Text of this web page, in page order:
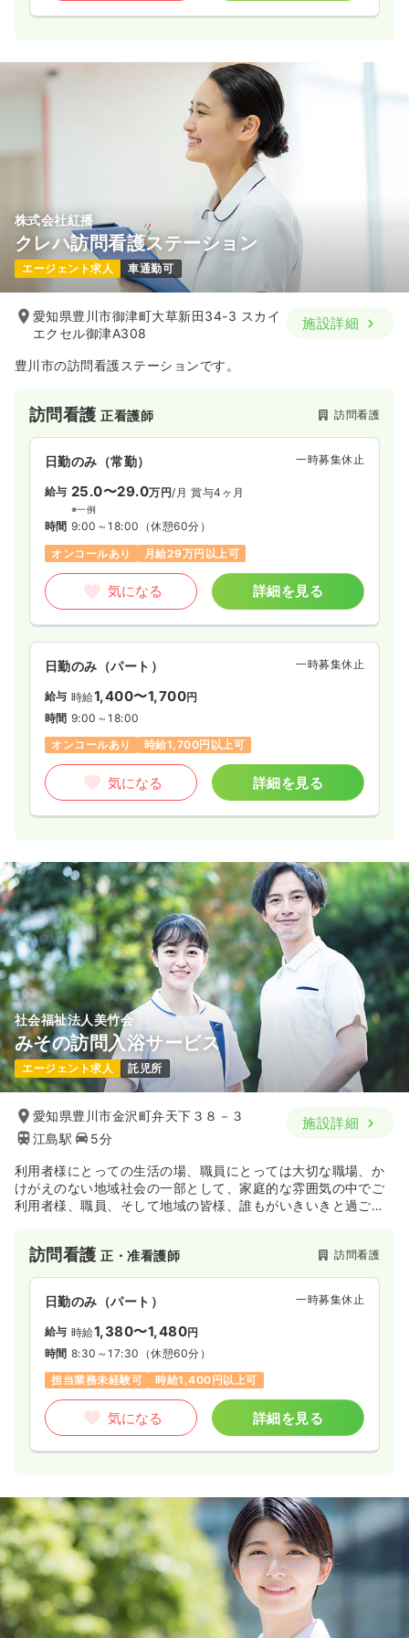
株式会社紅播
クレハ訪問看護ステーション
エージェント求人 車通勤可
愛知県豊川市御津町大草新田34-3 スカイ
エクセル御津A308
施設詳細
豊川市の訪問看護ステーションです。
訪問看護正看護師 訪問看護
日勤のみ（常勤） 一時募集休止
給与 25.0〜29.0万円/月 賞与4ヶ月
※一例
時間 9:00～18:00 （休憩60分）
オンコールあり
月給29万円以上可
気になる 詳細を見る
日勤のみ（パート） 一時募集休止
給与 時給1,400〜1,700円
時間 9:00～18:00
オンコールあり
時給1,700円以上可
気になる 詳細を見る
社会福祉法人美竹会
みその訪問入浴サービス
エージェント求人 託児所
愛知県豊川市金沢町弁天下３８－３
江島駅
5分
施設詳細
利用者様にとっての生活の場、職員にとっては大切な職場、か
けがえのない地域社会の一部として、家庭的な雰囲気の中でご
利用者様、職員、そして地域の皆様、誰もがいきいきと過ごし
訪問看護正・准看護師 訪問看護
日勤のみ（パート） 一時募集休止
給与 時給1,380〜1,480円
時間 8:30～17:30 （休憩60分）
担当業務未経験可
時給1,400円以上可
気になる 詳細を見る